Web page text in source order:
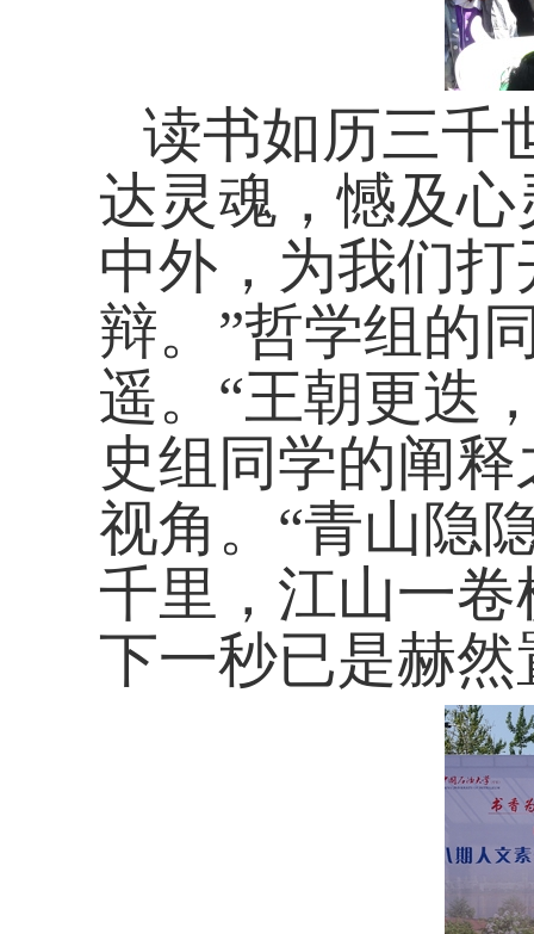
读书如历三千
达灵魂，憾及
中外，为我们
辩。”哲学组的
遥。“王朝更迭
史组同学的阐
视角。“青山隐
千里，江山一
下一秒已是赫